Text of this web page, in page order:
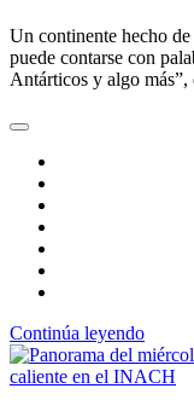
Un continente hecho
puede contarse con
Antárticos y algo
Continúa leyendo